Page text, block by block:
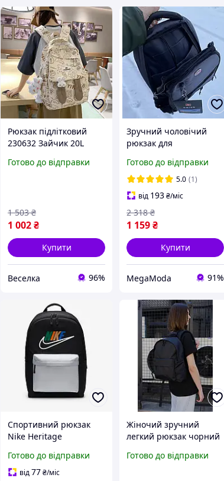
Рюкзак підлітковий
230632 Зайчик 20L
Готово до відправки
1 002₴
1 503 ₴
Купити
Веселка 96%
Зручний чоловічий
рюкзак для
органайзер для
ноутбука міські Стильні
дорожні рюкзаки
Готово до відправки
5.0 (1)
від 193₴/міс
1 159₴
2 318 ₴
Купити
MegaModa 91%
Спортивний рюкзак
Nike Heritage
Найк зручний для
тренувань та
Готово до відправки
від77₴/міс
Жіночий зручний
легкий рюкзак чорний
Готово до відправки